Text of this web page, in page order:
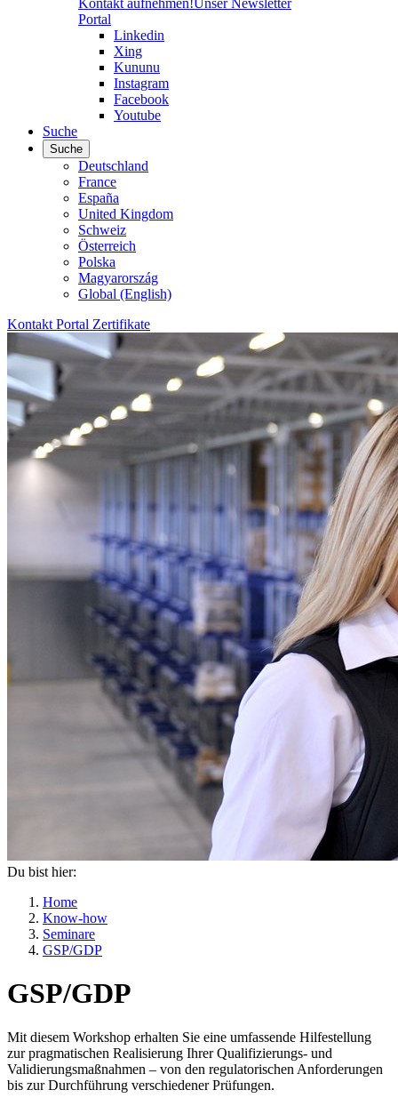
Kontakt aufnehmen!Unser Newsletter
Portal
Linkedin
Xing
Kununu
Instagram
Facebook
Youtube
Suche
Suche
Deutschland
France
España
United Kingdom
Schweiz
Österreich
Polska
Magyarország
Global (English)
Kontakt Portal Zertifikate
Du bist hier:
Home
Know-how
Seminare
GSP/GDP
GSP/GDP
Mit diesem Workshop erhalten Sie eine umfassende Hilfestellung
zur pragmatischen Realisierung Ihrer Qualifizierungs- und
Validierungsmaßnahmen – von den regulatorischen Anforderungen
bis zur Durchführung verschiedener Prüfungen.